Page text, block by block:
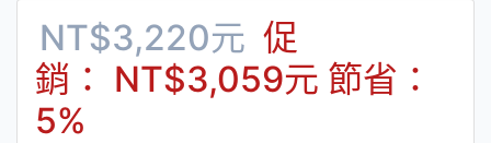
NT$3,220元 促
銷： NT$3,059元 節省：
5%